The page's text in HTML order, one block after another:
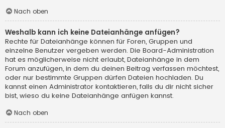
Nach oben
Weshalb kann ich keine Dateianhänge anfügen?
Rechte für Dateianhänge können für Foren, Gruppen und
einzelne Benutzer vergeben werden. Die Board-Administration
hat es möglicherweise nicht erlaubt, Dateianhänge in dem
Forum anzufügen, in dem du deinen Beitrag verfassen möchtest,
oder nur bestimmte Gruppen dürfen Dateien hochladen. Du
kannst einen Administrator kontaktieren, falls du dir nicht sicher
bist, wieso du keine Dateianhänge anfügen kannst.
Nach oben